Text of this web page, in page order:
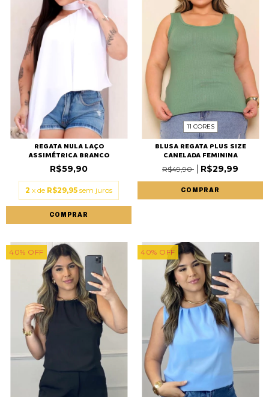
REGATA NULA LAÇO
ASSIMÉTRICA BRANCO
R$59,90
2 x de R$29,95 sem juros
COMPRAR
11 CORES
BLUSA REGATA PLUS SIZE
CANELADA FEMININA
R$49,90 R$29,99
COMPRAR
40% OFF 40% OFF